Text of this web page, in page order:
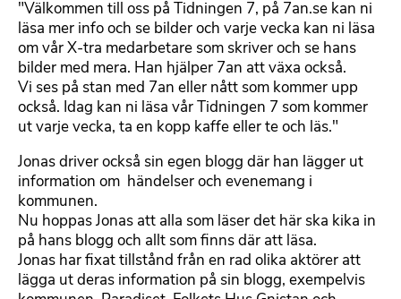
"Välkommen till oss på Tidningen 7, på 7an.se kan ni
läsa mer info och se bilder och varje vecka kan ni läsa
om vår X-tra medarbetare som skriver och se hans
bilder med mera. Han hjälper 7an att växa också.
Vi ses på stan med 7an eller nått som kommer upp
också. Idag kan ni läsa vår Tidningen 7 som kommer
ut varje vecka, ta en kopp kaffe eller te och läs."
Jonas driver också sin egen blogg där han lägger ut
information om händelser och evenemang i
kommunen.
Nu hoppas Jonas att alla som läser det här ska kika in
på hans blogg och allt som finns där att läsa.
Jonas har fixat tillstånd från en rad olika aktörer att
lägga ut deras information på sin blogg, exempelvis